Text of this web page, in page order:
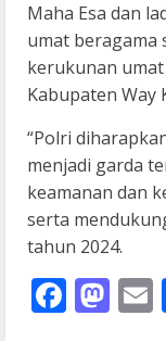
Maha Esa dan
umat beragama
kerukunan
Kabupaten Way
“Polri
menjadi garda
keamanan dan
serta
tahun 2024.